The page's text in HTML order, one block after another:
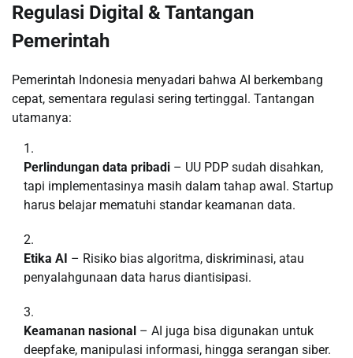
Regulasi Digital & Tantangan
Pemerintah
Pemerintah Indonesia menyadari bahwa AI berkembang
cepat, sementara regulasi sering tertinggal. Tantangan
utamanya:
Perlindungan data pribadi – UU PDP sudah disahkan,
tapi implementasinya masih dalam tahap awal. Startup
harus belajar mematuhi standar keamanan data.
Etika AI – Risiko bias algoritma, diskriminasi, atau
penyalahgunaan data harus diantisipasi.
Keamanan nasional – AI juga bisa digunakan untuk
deepfake, manipulasi informasi, hingga serangan siber.